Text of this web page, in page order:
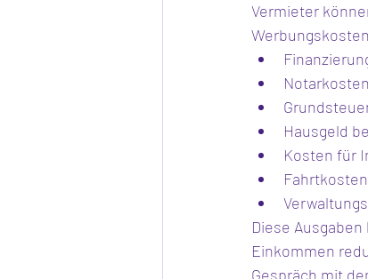
Vermieter
Hausgeld
Kosten für
Diese
Einkommen
Gespräch mit